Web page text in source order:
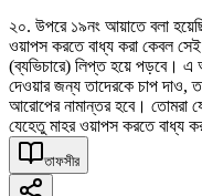
২০. উপরে ১৯নং আয়াতে বলা
ওয়াপস করতে বাধ্য করা কেবল
(ব্যভিচারে) লিপ্ত হয়ে পড়বে। এ
দেওয়ার জন্য তাদেরকে চাপ দাও,
আরোপের নামান্তর হবে। তোমরা
যেহেতু মাহর ওয়াপস করতে বাধ্য
তাফসীর